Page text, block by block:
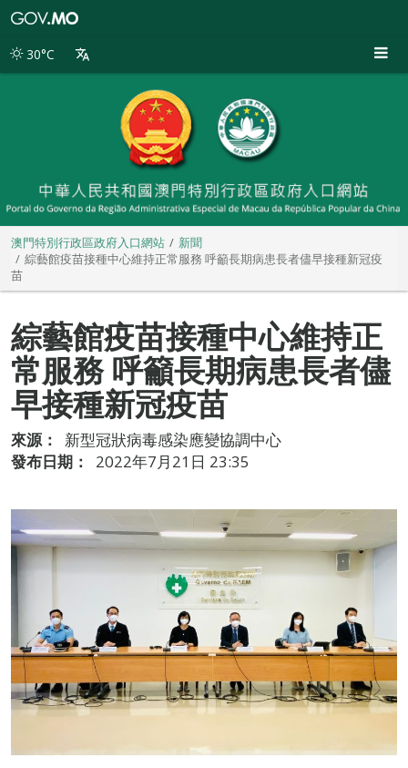
別
30°C
澳門特別行政區政府入口網站
新聞
綜藝館疫苗接種中心維持正常服務 呼籲長期病患長者儘早接種新冠疫
苗
綜藝館疫苗接種中心維持正
常服務 呼籲長期病患長者儘
早接種新冠疫苗
來源：
新型冠狀病毒感染應變協調中心
發布日期：
2022年7月21日 23:35